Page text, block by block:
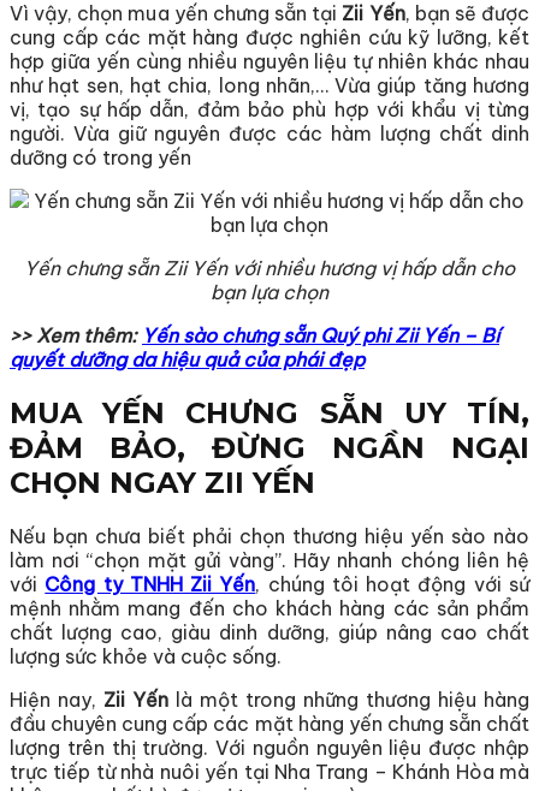
Vì vậy, chọn mua yến chưng sẵn tại Zii Yến, bạn sẽ được
cung cấp các mặt hàng được nghiên cứu kỹ lưỡng, kết
hợp giữa yến cùng nhiều nguyên liệu tự nhiên khác nhau
như hạt sen, hạt chia, long nhãn,… Vừa giúp tăng hương
vị, tạo sự hấp dẫn, đảm bảo phù hợp với khẩu vị từng
người. Vừa giữ nguyên được các hàm lượng chất dinh
dưỡng có trong yến
Yến chưng sẵn Zii Yến với nhiều hương vị hấp dẫn cho
bạn lựa chọn
>> Xem thêm: Yến sào chưng sẵn Quý phi Zii Yến – Bí
quyết dưỡng da hiệu quả của phái đẹp
MUA YẾN CHƯNG SẴN UY TÍN,
ĐẢM BẢO, ĐỪNG NGẦN NGẠI
CHỌN NGAY ZII YẾN
Nếu bạn chưa biết phải chọn thương hiệu yến sào nào
làm nơi “chọn mặt gửi vàng”. Hãy nhanh chóng liên hệ
với Công ty TNHH Zii Yến, chúng tôi hoạt động với sứ
mệnh nhằm mang đến cho khách hàng các sản phẩm
chất lượng cao, giàu dinh dưỡng, giúp nâng cao chất
lượng sức khỏe và cuộc sống.
Hiện nay, Zii Yến là một trong những thương hiệu hàng
đầu chuyên cung cấp các mặt hàng yến chưng sẵn chất
lượng trên thị trường. Với nguồn nguyên liệu được nhập
trực tiếp từ nhà nuôi yến tại Nha Trang – Khánh Hòa mà